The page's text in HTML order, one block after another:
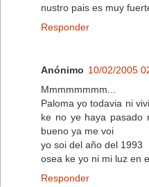
nustro pais es muy
Responder
Anónimo 10/02/2005
Mmmmmmmm...
Paloma yo todavia ni
ke no ye haya pasado
bueno ya me voi
yo soi del año del 1993
osea ke yo ni mi luz en
Responder